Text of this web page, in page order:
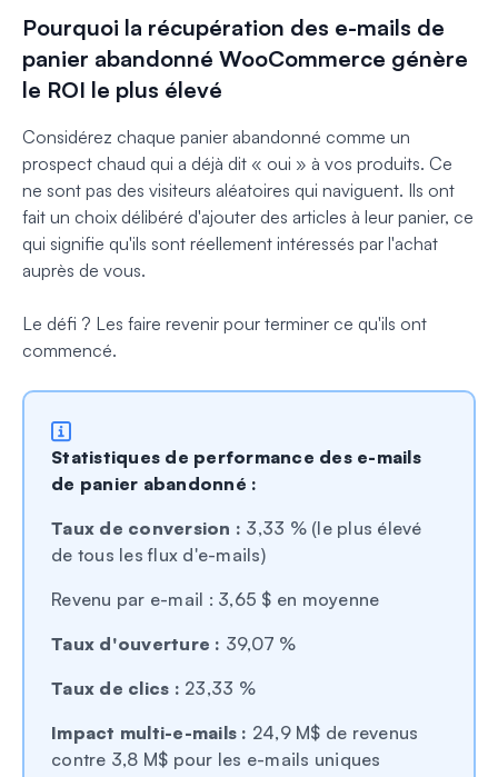
Pourquoi la récupération des e-mails de
panier abandonné WooCommerce génère
le ROI le plus élevé
Considérez chaque panier abandonné comme un
prospect chaud qui a déjà dit « oui » à vos produits. Ce
ne sont pas des visiteurs aléatoires qui naviguent. Ils ont
fait un choix délibéré d'ajouter des articles à leur panier, ce
qui signifie qu'ils sont réellement intéressés par l'achat
auprès de vous.
Le défi ? Les faire revenir pour terminer ce qu'ils ont
commencé.
Statistiques de performance des e-mails
de panier abandonné :
Taux de conversion : 3,33 % (le plus élevé
de tous les flux d'e-mails)
Revenu par e-mail : 3,65 $ en moyenne
Taux d'ouverture : 39,07 %
Taux de clics : 23,33 %
Impact multi-e-mails : 24,9 M$ de revenus
contre 3,8 M$ pour les e-mails uniques